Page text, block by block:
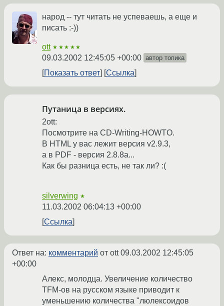
народ -- тут читать не успеваешь, а еще и
писать :-))
ott ★★★★★
09.03.2002 12:45:05 +00:00 автор топика
Показать ответ Ссылка
Путаница в версиях.
2ott:
Посмотрите на CD-Writing-HOWTO.
В HTML у вас лежит версия v2.9.3,
а в PDF - версия 2.8.8а...
Как бы разница есть, не так ли? :(
silverwing ★
11.03.2002 06:04:13 +00:00
Ссылка
Ответ на: комментарий от ott09.03.2002 12:45:05
+00:00
Алекс, молодца. Увеличение количество
TFM-oв на русском языке приводит к
уменьшению количества "люлексоидов